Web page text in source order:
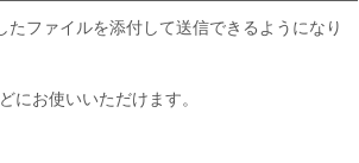
ファイルを添付して送信できるようになり
お使いいただけます。